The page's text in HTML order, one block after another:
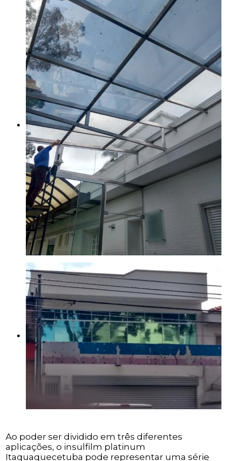
Ao poder ser dividido em três diferentes
aplicações, o insulfilm platinum
Itaquaquecetuba pode representar uma série